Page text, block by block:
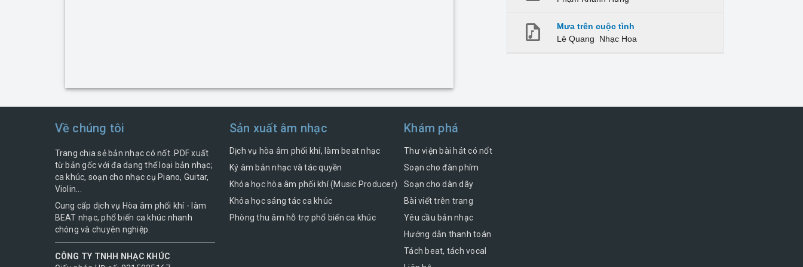
Mưa trên cuộc tình
Lê Quang
Nhạc Hoa
Về chúng tôi
Trang chia sẻ bản nhạc có nốt .PDF xuất
từ bản gốc với đa dạng thể loại bản nhạc;
ca khúc, soạn cho nhạc cụ Piano, Guitar,
Violin...
Cung cấp dịch vụ Hòa âm phối khí - làm
BEAT nhạc, phổ biến ca khúc nhanh
chóng và chuyên nghiệp.
CÔNG TY TNHH NHẠC KHÚC
Sản xuất âm nhạc
Dịch vụ hòa âm phối khí, làm beat nhạc
Ký âm bản nhạc và tác quyền
Khóa học hòa âm phối khí (Music Producer)
Khóa học sáng tác ca khúc
Phòng thu âm hỗ trợ phổ biến ca khúc
Khám phá
Thư viện bài hát có nốt
Soạn cho đàn phím
Soạn cho dàn dây
Bài viết trên trang
Yêu cầu bản nhạc
Hướng dẫn thanh toán
Tách beat, tách vocal